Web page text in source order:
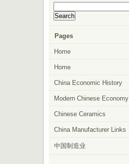
Pages
Home
Home
China Economic History
Modern Chinese Economy
Chinese Ceramics
China Manufacturer Links
中国制造业